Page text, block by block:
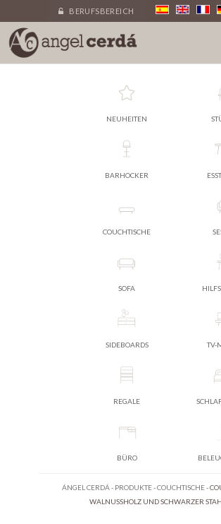
BERUFSBEREICH
NEUHEITEN
BARHOCKER
COUCHTISCHE
SOFA
SIDEBOARDS TV-
REGALE
BÜRO
ÁNGEL CERDÁ - PRODUKTE-COUCHTISCHE-
WALNUSSHOLZ UND SCHWARZER